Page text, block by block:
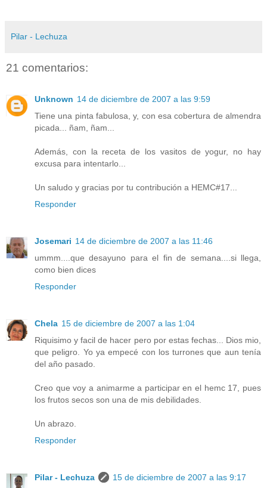
Pilar - Lechuza
21 comentarios:
Unknown 14 de diciembre de 2007 a las 9:59
Tiene una pinta fabulosa, y, con esa cobertura de almendra
picada... ñam, ñam...
Además, con la receta de los vasitos de yogur, no hay
excusa para intentarlo...
Un saludo y gracias por tu contribución a HEMC#17...
Responder
Josemari 14 de diciembre de 2007 a las 11:46
ummm....que desayuno para el fin de semana....si llega,
como bien dices
Responder
Chela 15 de diciembre de 2007 a las 1:04
Riquisimo y facil de hacer pero por estas fechas... Dios mio,
que peligro. Yo ya empecé con los turrones que aun tenía
del año pasado.
Creo que voy a animarme a participar en el hemc 17, pues
los frutos secos son una de mis debilidades.
Un abrazo.
Responder
Pilar - Lechuza
15 de diciembre de 2007 a las 9:17